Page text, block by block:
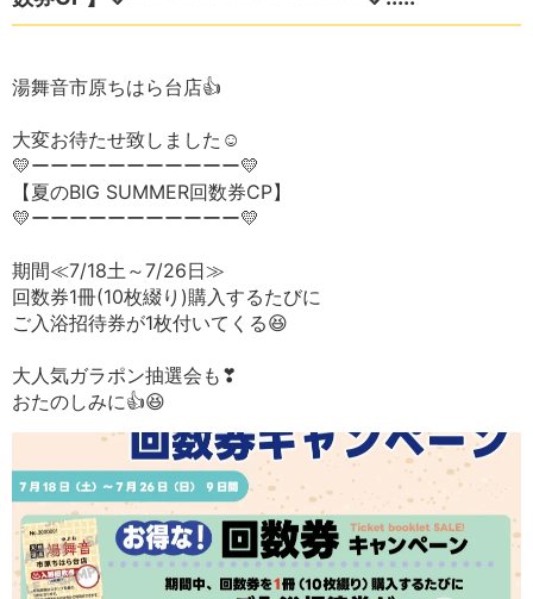
湯舞音市原ちはら台店👍
大変お待たせ致しました☺
💛ーーーーーーーーーーー💛
【夏のBIG SUMMER回数券CP】
💛ーーーーーーーーーーー💛
期間≪7/18土～7/26日≫
回数券1冊(10枚綴り)購入するたびに
ご入浴招待券が1枚付いてくる😆
大人気ガラポン抽選会も❣
おたのしみに👍😆